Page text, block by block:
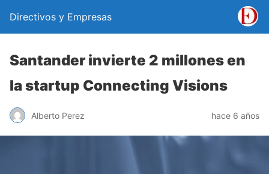
Directivos y Empresas
Santander invierte 2 millones en
la startup Connecting Visions
Alberto Perez hace 6 años